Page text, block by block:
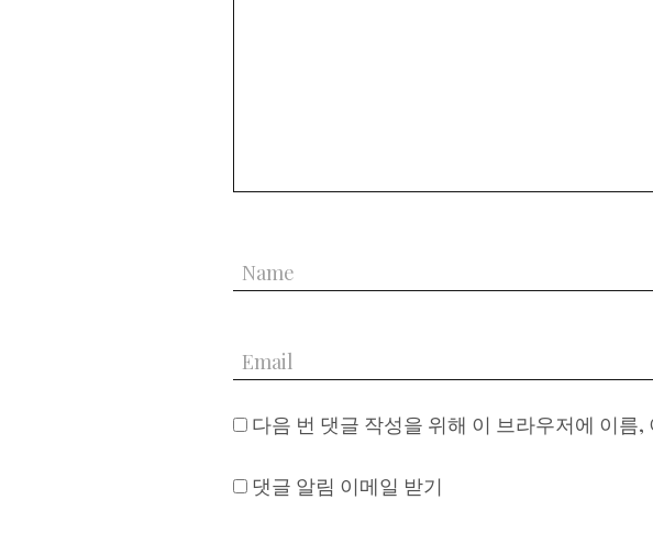
다음 번 댓글 작성을 위해 이 브라우저에 이름
댓글 알림 이메일 받기